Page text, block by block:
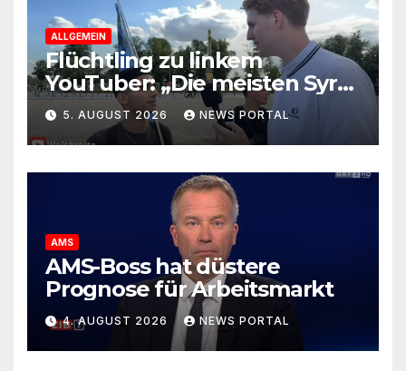
ALLGEMEIN
Flüchtling zu linkem
YouTuber: „Die meisten Syrer
kommen wegen der
Sozialleistungen“
5. AUGUST 2026 NEWS PORTAL
AMS
AMS-Boss hat düstere
Prognose für Arbeitsmarkt
4. AUGUST 2026 NEWS PORTAL